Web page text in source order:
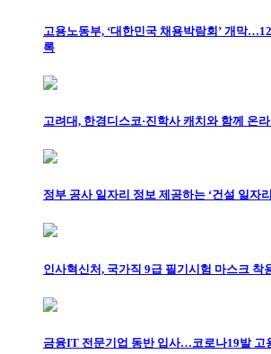
고용노동부, ‘대한민국 채용박람회’ 개막
록
고려대, 한경디스코·진학사 캐치와 함께 온
정부 공사 일자리 정보 제공하는 ‘건설 일자
인사혁신처, 국가직 9급 필기시험 마스크 착
금융IT 전문기업 동반 입사…코로나19발 고